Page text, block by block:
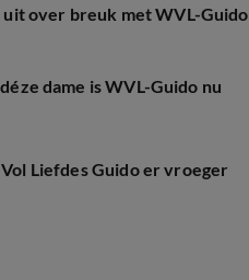
uit over breuk met WVL-Guido
dame is WVL-Guido nu
Liefdes Guido er vroeger